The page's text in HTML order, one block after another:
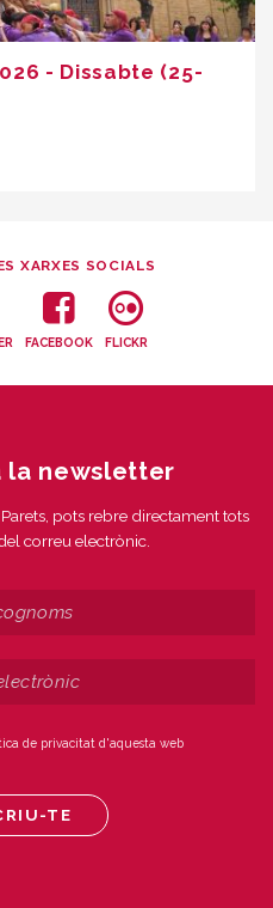
- Dissabte (25-
XARXES SOCIALS
FACEBOOK FLICKR
la newsletter
pots rebre directament tots
correu electrònic.
de privacitat d'aquesta web